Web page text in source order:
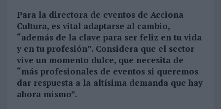
Para la directora de eventos de Acciona
Cultura, es vital adaptarse al cambio,
“además de la clave para ser feliz en tu vida
y en tu profesión”.Considera que el sector
vive un momento dulce, que necesita de
“más profesionales de eventos si queremos
dar respuesta a la altísima demanda que hay
ahora mismo”.